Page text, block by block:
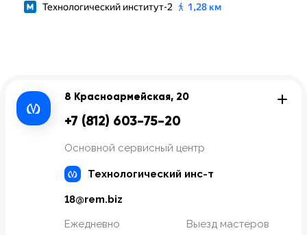
8 Красноармейская, 20
+7 (812) 603-75-20
Основной сервисный центр
Технологический инс-т
18@rem.biz
Ежедневно
Выезд мастеров